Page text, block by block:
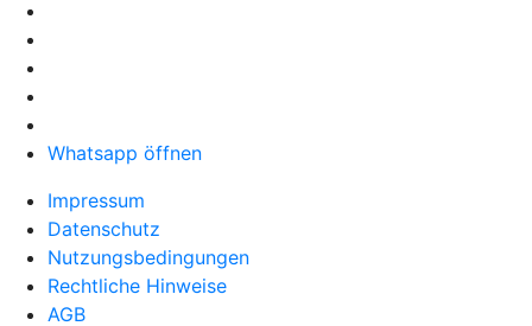
Whatsapp öffnen
Impressum
Datenschutz
Nutzungsbedingungen
Rechtliche Hinweise
AGB